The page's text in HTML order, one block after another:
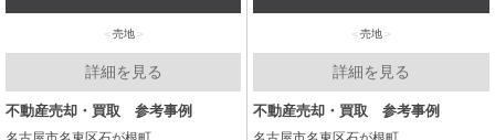
売地
詳細を見る
不動産売却・買取 参考事例
売地
詳細を見る
不動産売却・買取 参考事例